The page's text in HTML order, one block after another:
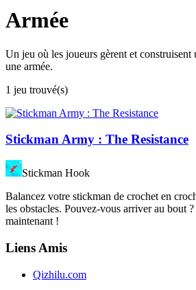
Armée
Un jeu où les joueurs gèrent et
une armée.
1 jeu trouvé(s)
Stickman Army : The Resistance
Stickman Hook
Balancez votre stickman de crochet en
les obstacles. Pouvez-vous arriver au bout
maintenant !
Liens Amis
Qizhilu.com